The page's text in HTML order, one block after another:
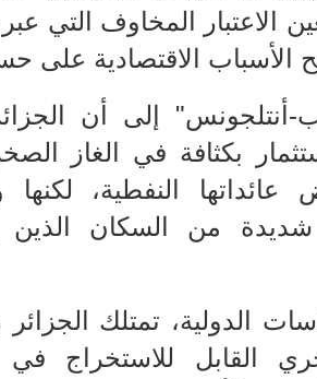
الاعتبار المخاوف التي
الأسباب الاقتصادية على
أنتلجونس" إلى أن
بكثافة في الغاز
عائداتها النفطية،
شديدة من السكان
الدولية، تمتلك
القابل للاستخراج في